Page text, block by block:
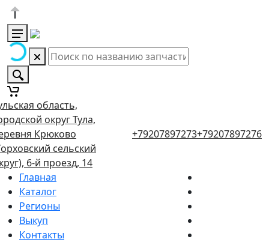
область,
округ Тула,
Крюково
сельский
6-й проезд, 14
+79207897273+79207897276
Главная
Каталог
Регионы
Выкуп
Контакты